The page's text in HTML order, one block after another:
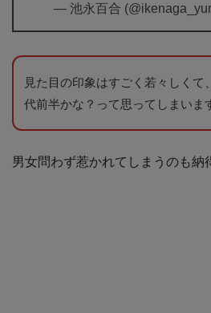
— 池永百合
見た目の印象はすごく若々しくて
代前半かな？って思ってしまいま
男女問わず惹かれてしまうのも納